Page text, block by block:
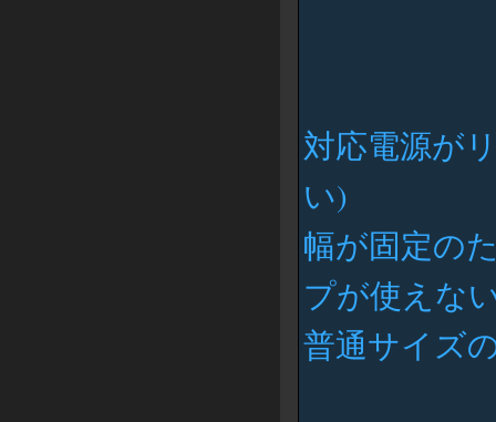
対応電源が
い)
幅が固定の
プが使えな
普通サイズ